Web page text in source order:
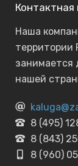
Наша
территории
занимается
нашей
8 (495)
8 (843)
8 (960)